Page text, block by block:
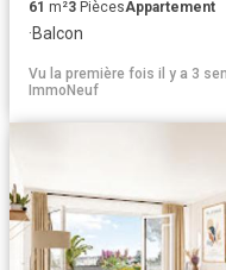
61 m²3 PiècesAppartement
·Balcon
Vu la première fois il y a 3
ImmoNeuf